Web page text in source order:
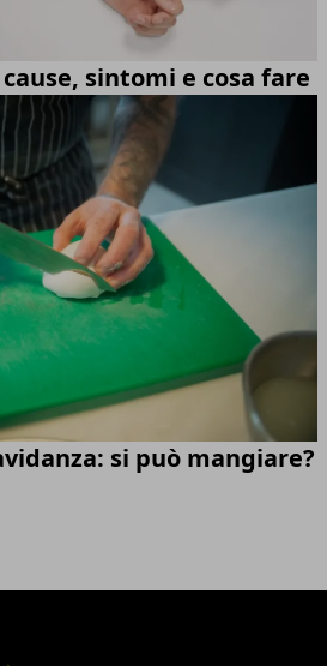
sintomi e cosa fare
si può mangiare?